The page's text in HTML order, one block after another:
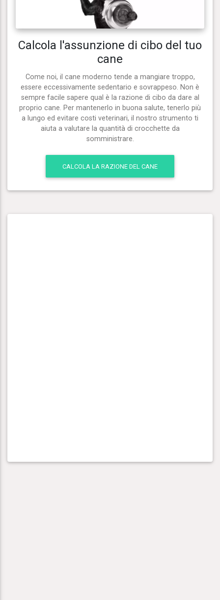
Calcola l'assunzione di cibo del tuo
cane
Come noi, il cane moderno tende a mangiare troppo,
essere eccessivamente sedentario e sovrappeso. Non è
sempre facile sapere qual è la razione di cibo da dare al
proprio cane. Per mantenerlo in buona salute, tenerlo più
a lungo ed evitare costi veterinari, il nostro strumento ti
aiuta a valutare la quantità di crocchette da
somministrare.
CALCOLA LA RAZIONE DEL CANE